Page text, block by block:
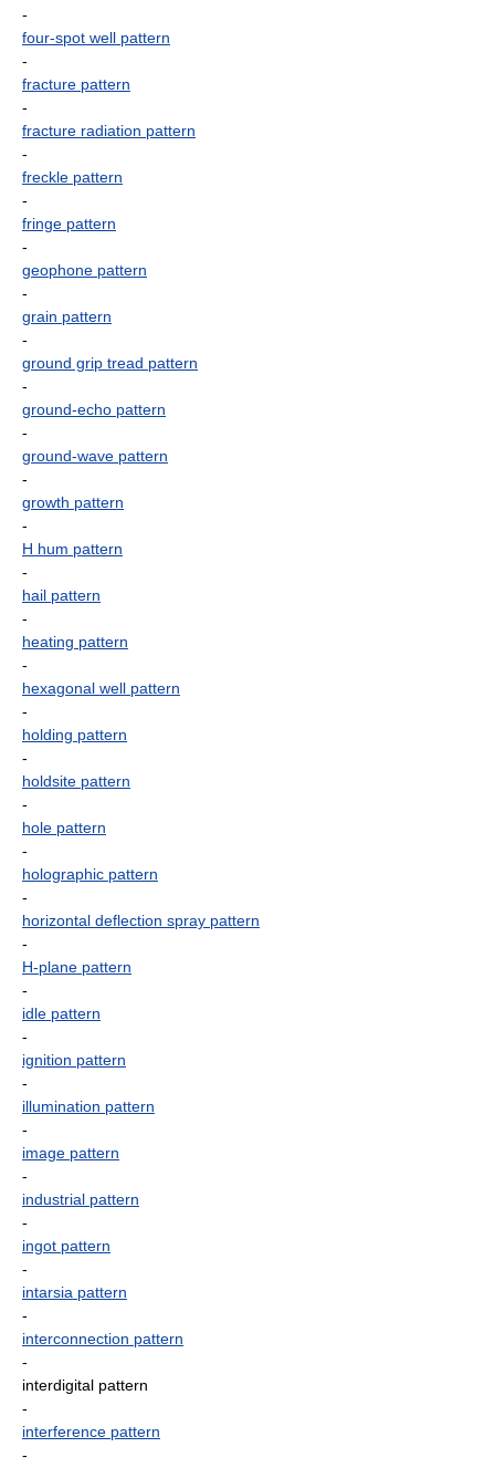
-
four-spot well pattern
-
fracture pattern
-
fracture radiation pattern
-
freckle pattern
-
fringe pattern
-
geophone pattern
-
grain pattern
-
ground grip tread pattern
-
ground-echo pattern
-
ground-wave pattern
-
growth pattern
-
H hum pattern
-
hail pattern
-
heating pattern
-
hexagonal well pattern
-
holding pattern
-
holdsite pattern
-
hole pattern
-
holographic pattern
-
horizontal deflection spray pattern
-
H-plane pattern
-
idle pattern
-
ignition pattern
-
illumination pattern
-
image pattern
-
industrial pattern
-
ingot pattern
-
intarsia pattern
-
interconnection pattern
-
interdigital pattern
-
interference pattern
-